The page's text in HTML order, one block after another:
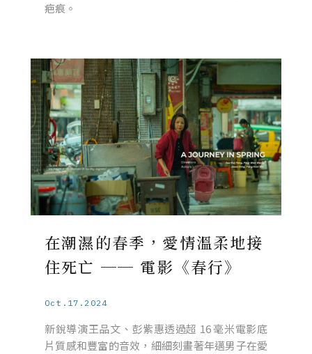
疤痕。
在潮濕的春季，愛情溫柔地接
住死亡 ── 電影《春行》
Oct.17.2024
新銳導演王品文、彭紫惠透過超 16 毫米電影底
片質感和豐富的音效，細細刻畫著年邁男子在愛